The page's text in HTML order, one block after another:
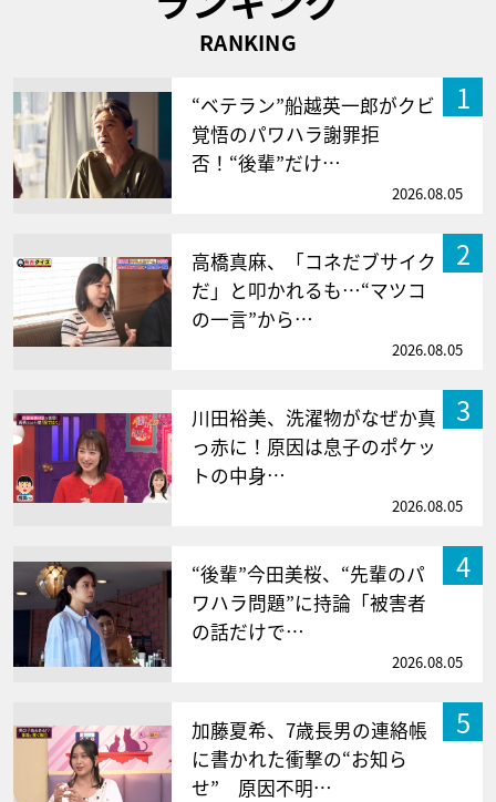
RANKING
1
“ベテラン”船越英一郎がクビ
覚悟のパワハラ謝罪拒
否！“後輩”だけ…
2026.08.05
2
高橋真麻、「コネだブサイク
だ」と叩かれるも…“マツコ
の一言”から…
2026.08.05
3
川田裕美、洗濯物がなぜか真
っ赤に！原因は息子のポケッ
トの中身…
2026.08.05
4
“後輩”今田美桜、“先輩のパ
ワハラ問題”に持論「被害者
の話だけで…
2026.08.05
5
加藤夏希、7歳長男の連絡帳
に書かれた衝撃の“お知ら
せ” 原因不明…